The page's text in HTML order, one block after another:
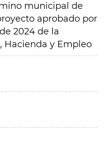
municipal de
aprobado por
2024 de la
Hacienda y Empleo